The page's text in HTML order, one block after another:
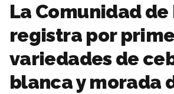
La Comunidad
registra por
variedades de
blanca y morada